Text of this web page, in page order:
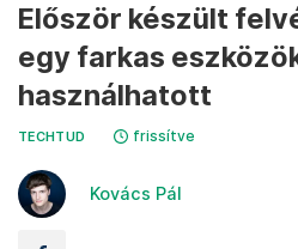
Először készült
egy farkas
használhatott
TECHTUD frissítve
Kovács Pál